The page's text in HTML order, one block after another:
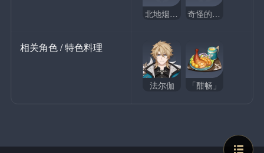
北地烟熏鸡 奇怪的北地烟熏鸡
相关角色 / 特色料理
法尔伽 「酣畅」